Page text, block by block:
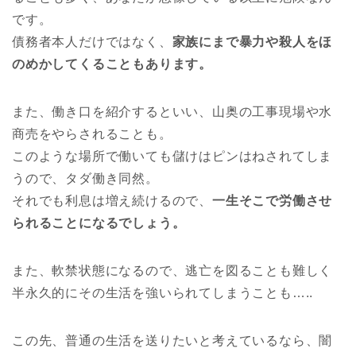
です。
債務者本人だけではなく、 家族にまで暴力や殺人をほ
のめかしてくることもあります。
また、働き口を紹介するといい、山奥の工事現場や水
商売をやらされることも。
このような場所で働いても儲けはピンはねされてしま
うので、タダ働き同然。
それでも利息は増え続けるので、 一生そこで労働させ
られることになるでしょう。
また、軟禁状態になるので、逃亡を図ることも難しく
半永久的にその生活を強いられてしまうことも…..
この先、普通の生活を送りたいと考えているなら、闇